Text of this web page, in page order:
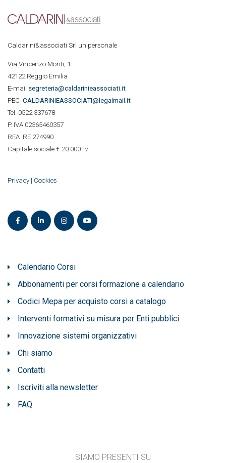
Caldarini&associati Srl unipersonale
Via Vincenzo Monti, 1
42122 Reggio Emilia
E-mail segreteria@caldarinieassociati.it
PEC CALDARINIEASSOCIATI@legalmail.it
Tel. 0522 337678
P. IVA 02365460357
REA RE 274990
Capitale sociale € 20.000 i.v.
Privacy | Cookies
Calendario Corsi
Abbonamenti per corsi formazione a calendario
Codici Mepa per acquisto corsi a catalogo
Interventi formativi su misura per Enti pubblici
Innovazione sistemi organizzativi
Chi siamo
Contatti
Iscriviti alla newsletter
FAQ
SIAMO PRESENTI SU